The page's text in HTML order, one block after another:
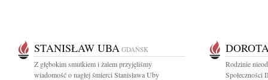
STANISŁAW UBA GDAŃSK
Z głębokim smutkiem i żalem przyjęliśmy
wiadomość o nagłej śmierci Stanisława Uby
Rodzinie
Społeczności